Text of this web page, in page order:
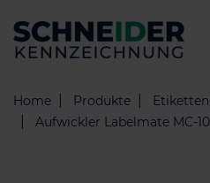
Home Produkte
Aufwickler Labelmate MC-10